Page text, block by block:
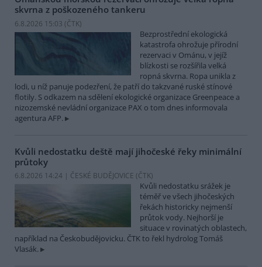
skvrna z poškozeného tankeru
6.8.2026 15:03 (ČTK)
Bezprostřední ekologická
katastrofa ohrožuje přírodní
rezervaci v Ománu, v jejíž
blízkosti se rozšířila velká
ropná skvrna. Ropa unikla z
lodi, u níž panuje podezření, že patří do takzvané ruské stínové
flotily. S odkazem na sdělení ekologické organizace Greenpeace a
nizozemské nevládní organizace PAX o tom dnes informovala
agentura AFP.
Kvůli nedostatku deště mají jihočeské řeky minimální
průtoky
6.8.2026 14:24 | ČESKÉ BUDĚJOVICE (ČTK)
Kvůli nedostatku srážek je
téměř ve všech jihočeských
řekách historicky nejmenší
průtok vody. Nejhorší je
situace v rovinatých oblastech,
například na Českobudějovicku. ČTK to řekl hydrolog Tomáš
Vlasák.